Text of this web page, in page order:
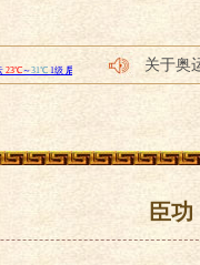
关于奥
不同以
臣